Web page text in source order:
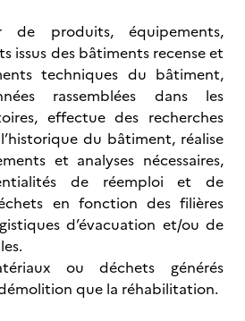
de produits, équipements,
issus des bâtiments recense et
techniques du bâtiment,
rassemblées dans les
effectue des recherches
du bâtiment, réalise
et analyses nécessaires,
de réemploi et de
en fonction des filières
d’évacuation et/ou de
ou déchets générés
que la réhabilitation.